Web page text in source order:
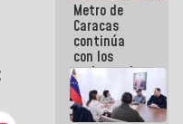
Metro de
Caracas
continúa
con los
trabajos de
mantenimiento
e inspección
en la Línea 2